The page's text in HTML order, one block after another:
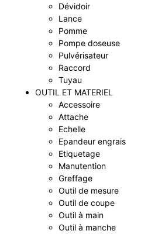
Dévidoir
Lance
Pomme
Pompe doseuse
Pulvérisateur
Raccord
Tuyau
OUTIL ET MATERIEL
Accessoire
Attache
Echelle
Epandeur engrais
Etiquetage
Manutention
Greffage
Outil de mesure
Outil de coupe
Outil à main
Outil à manche